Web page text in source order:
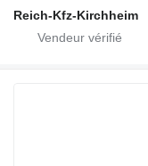
Reich-Kfz-Kirchheim